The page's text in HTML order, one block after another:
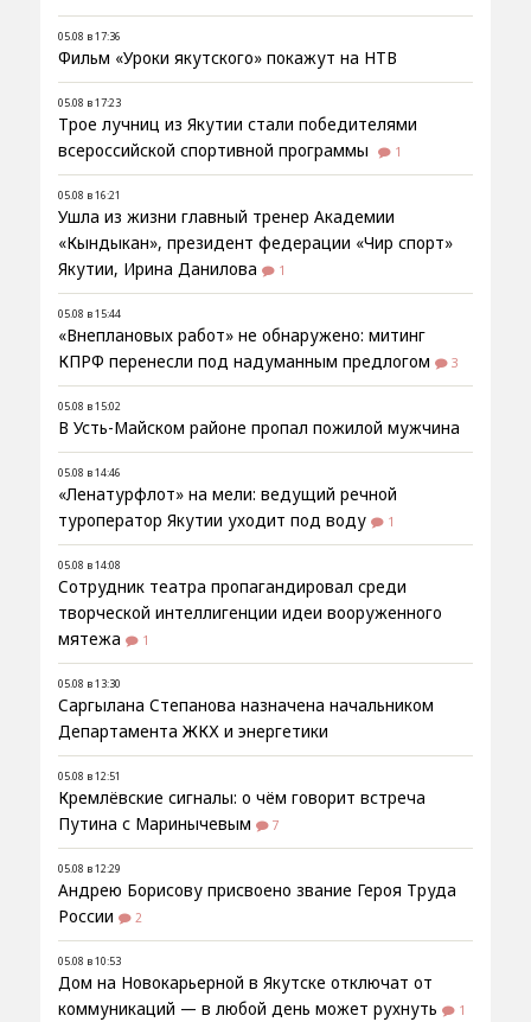
05.08 в 17:36
Фильм «Уроки якутского» покажут на НТВ
05.08 в 17:23
Трое лучниц из Якутии стали победителями
всероссийской спортивной программы
1
05.08 в 16:21
Ушла из жизни главный тренер Академии
«Кындыкан», президент федерации «Чир спорт»
Якутии, Ирина Данилова
1
05.08 в 15:44
«Внеплановых работ» не обнаружено: митинг
КПРФ перенесли под надуманным предлогом
3
05.08 в 15:02
В Усть-Майском районе пропал пожилой мужчина
05.08 в 14:46
«Ленатурфлот» на мели: ведущий речной
туроператор Якутии уходит под воду
1
05.08 в 14:08
Сотрудник театра пропагандировал среди
творческой интеллигенции идеи вооруженного
мятежа
1
05.08 в 13:30
Саргылана Степанова назначена начальником
Департамента ЖКХ и энергетики
05.08 в 12:51
Кремлёвские сигналы: о чём говорит встреча
Путина с Маринычевым
7
05.08 в 12:29
Андрею Борисову присвоено звание Героя Труда
России
2
05.08 в 10:53
Дом на Новокарьерной в Якутске отключат от
коммуникаций — в любой день может рухнуть
1